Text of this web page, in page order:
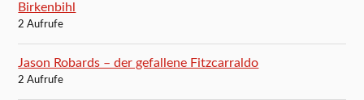
Birkenbihl
2 Aufrufe
Jason Robards – der gefallene Fitzcarraldo
2 Aufrufe